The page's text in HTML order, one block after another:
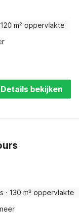
120 m² oppervlakte
Details bekijken
· 130 m² oppervlakte